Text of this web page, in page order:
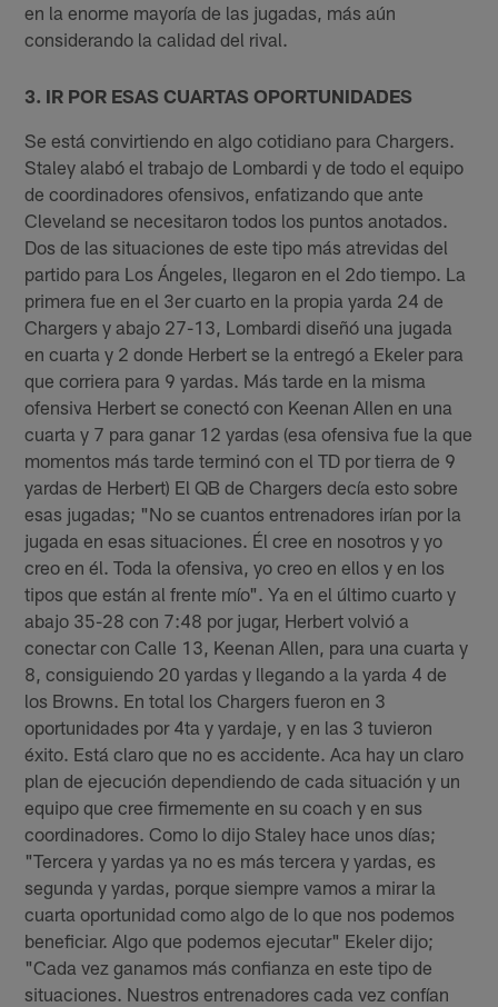
en la enorme mayoría de las jugadas, más aún
considerando la calidad del rival.
3. IR POR ESAS CUARTAS OPORTUNIDADES
Se está convirtiendo en algo cotidiano para Chargers.
Staley alabó el trabajo de Lombardi y de todo el equipo
de coordinadores ofensivos, enfatizando que ante
Cleveland se necesitaron todos los puntos anotados.
Dos de las situaciones de este tipo más atrevidas del
partido para Los Ángeles, llegaron en el 2do tiempo. La
primera fue en el 3er cuarto en la propia yarda 24 de
Chargers y abajo 27-13, Lombardi diseñó una jugada
en cuarta y 2 donde Herbert se la entregó a Ekeler para
que corriera para 9 yardas. Más tarde en la misma
ofensiva Herbert se conectó con Keenan Allen en una
cuarta y 7 para ganar 12 yardas (esa ofensiva fue la que
momentos más tarde terminó con el TD por tierra de 9
yardas de Herbert) El QB de Chargers decía esto sobre
esas jugadas; "No se cuantos entrenadores irían por la
jugada en esas situaciones. Él cree en nosotros y yo
creo en él. Toda la ofensiva, yo creo en ellos y en los
tipos que están al frente mío". Ya en el último cuarto y
abajo 35-28 con 7:48 por jugar, Herbert volvió a
conectar con Calle 13, Keenan Allen, para una cuarta y
8, consiguiendo 20 yardas y llegando a la yarda 4 de
los Browns. En total los Chargers fueron en 3
oportunidades por 4ta y yardaje, y en las 3 tuvieron
éxito. Está claro que no es accidente. Aca hay un claro
plan de ejecución dependiendo de cada situación y un
equipo que cree firmemente en su coach y en sus
coordinadores. Como lo dijo Staley hace unos días;
"Tercera y yardas ya no es más tercera y yardas, es
segunda y yardas, porque siempre vamos a mirar la
cuarta oportunidad como algo de lo que nos podemos
beneficiar. Algo que podemos ejecutar" Ekeler dijo;
"Cada vez ganamos más confianza en este tipo de
situaciones. Nuestros entrenadores cada vez confían